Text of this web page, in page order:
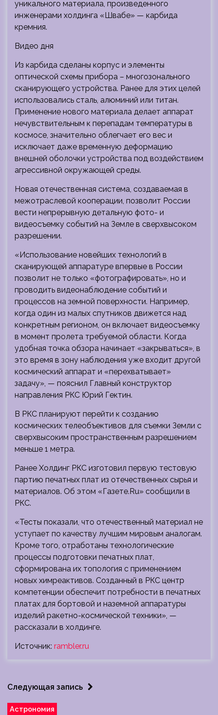
уникального материала, произведенного
инженерами холдинга «Швабе» — карбида
кремния.
Видео дня
Из карбида сделаны корпус и элементы
оптической схемы прибора – многозонального
сканирующего устройства. Ранее для этих целей
использовались сталь, алюминий или титан.
Применение нового материала делает аппарат
нечувствительным к перепадам температуры в
космосе, значительно облегчает его вес и
исключает даже временную деформацию
внешней оболочки устройства под воздействием
агрессивной окружающей среды.
Новая отечественная система, создаваемая в
межотраслевой кооперации, позволит России
вести непрерывную детальную фото- и
видеосъемку событий на Земле в сверхвысоком
разрешении.
«Использование новейших технологий в
сканирующей аппаратуре впервые в России
позволит не только «фотографировать», но и
проводить видеонаблюдение событий и
процессов на земной поверхности. Например,
когда один из малых спутников движется над
конкретным регионом, он включает видеосъемку
в момент пролета требуемой области. Когда
удобная точка обзора начинает «закрываться», в
это время в зону наблюдения уже входит другой
космический аппарат и «перехватывает»
задачу», — пояснил Главный конструктор
направления РКС Юрий Гектин.
В РКС планируют перейти к созданию
космических телеобъективов для съемки Земли с
сверхвысоким пространственным разрешением
меньше 1 метра.
Ранее Холдинг РКС изготовил первую тестовую
партию печатных плат из отечественных сырья и
материалов. Об этом «Газете.Ru» сообщили в
РКС.
«Тесты показали, что отечественный материал не
уступает по качеству лучшим мировым аналогам.
Кроме того, отработаны технологические
процессы подготовки печатных плат,
сформирована их топология с применением
новых химреактивов. Созданный в РКС центр
компетенции обеспечит потребности в печатных
платах для бортовой и наземной аппаратуры
изделий ракетно-космической техники», —
рассказали в холдинге.
Источник: rambler.ru
Следующая запись
Астрономия